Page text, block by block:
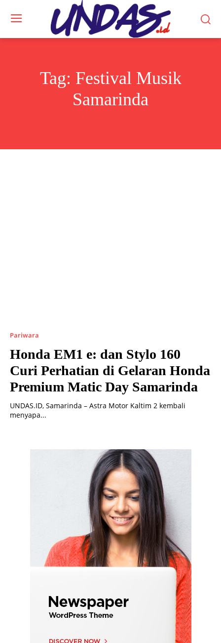
Tag: Festival Musik
Samarinda
Pariwara
Honda EM1 e: dan Stylo 160
Curi Perhatian di Gelaran Honda
Premium Matic Day Samarinda
UNDAS.ID, Samarinda – Astra Motor Kaltim 2 kembali
menyapa...